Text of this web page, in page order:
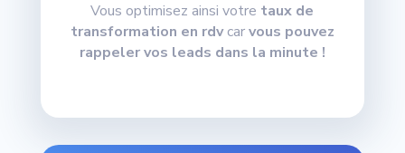
Vous optimisez ainsi votre taux de
transformation en rdvcarvous pouvez
rappeler vos leads dans la minute !